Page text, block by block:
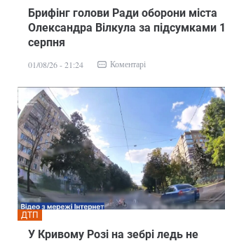
Брифінг голови Ради оборони міста
Олександра Вілкула за підсумками 1
серпня
01/08/26 - 21:24 Коментарі
У Кривому Розі на зебрі ледь не
ДТП